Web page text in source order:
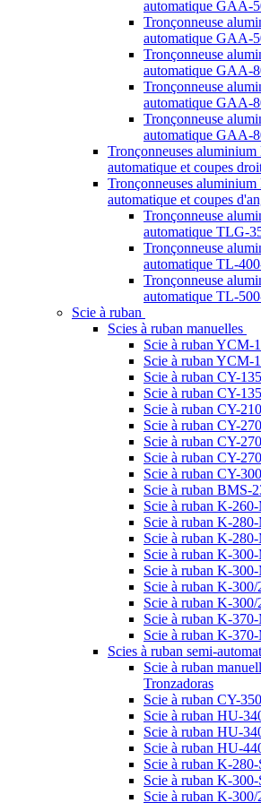
automatique GAA-
Tronçonneuse
automatique GAA-
Tronçonneuse
automatique GAA-
Tronçonneuse
automatique GAA-
Tronçonneuse
automatique GAA-
Tronçonneuses
automatique et coupes
Tronçonneuses
automatique et coupes
Tronçonneuse
automatique TLG-
Tronçonneuse
automatique TL-
Tronçonneuse
automatique TL-
Scie à ruban
Scies à ruban manuelles
Scie à ruban YCM-
Scie à ruban YCM-
Scie à ruban CY-
Scie à ruban CY-
Scie à ruban CY-
Scie à ruban CY-
Scie à ruban CY-
Scie à ruban CY-
Scie à ruban CY-
Scie à ruban BMS-
Scie à ruban K-
Scie à ruban K-
Scie à ruban K-
Scie à ruban K-
Scie à ruban K-
Scie à ruban K-
Scie à ruban K-
Scie à ruban K-
Scie à ruban K-
Scies à ruban semi-
Scie à ruban
Tronzadoras
Scie à ruban CY-
Scie à ruban HU-
Scie à ruban HU-
Scie à ruban HU-
Scie à ruban K-280-
Scie à ruban K-
Scie à ruban K-300/